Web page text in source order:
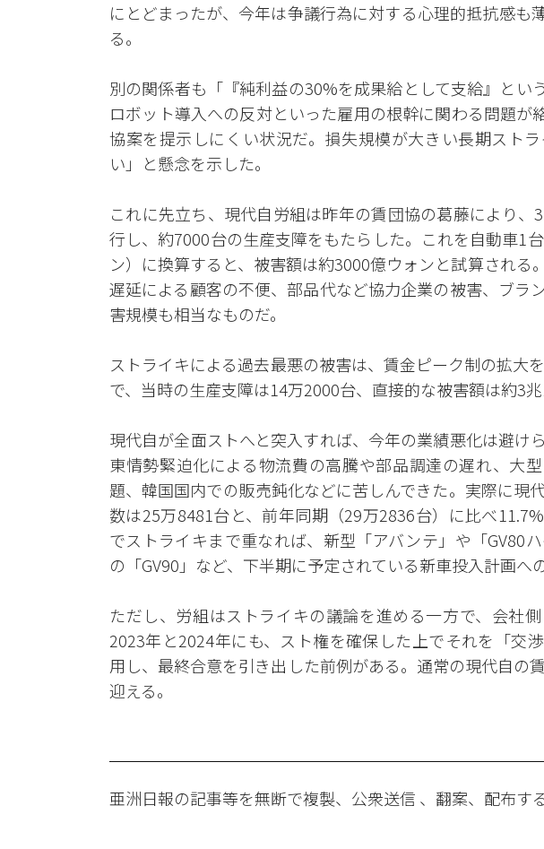
にとどまったが、今年は争議行為に対する心理的抵抗感も
る。
別の関係者も「『純利益の30%を成果給として支給』とい
ロボット導入への反対といった雇用の根幹に関わる問題が
協案を提示しにくい状況だ。損失規模が大きい長期スト
い」と懸念を示した。
これに先立ち、現代自労組は昨年の賃団協の葛藤により
行し、約7000台の生産支障をもたらした。これを自動車1
ン）に換算すると、被害額は約3000億ウォンと試算される
遅延による顧客の不便、部品代など協力企業の被害、ブラ
害規模も相当なものだ。
ストライキによる過去最悪の被害は、賃金ピーク制の拡大
で、当時の生産支障は14万2000台、直接的な被害額は約3兆
現代自が全面ストへと突入すれば、今年の業績悪化は避け
東情勢緊迫化による物流費の高騰や部品調達の遅れ、大
題、韓国国内での販売鈍化などに苦しんできた。実際に現
数は25万8481台と、前年同期（29万2836台）に比べ
でストライキまで重なれば、新型「アバンテ」や「GV80ハ
の「GV90」など、下半期に予定されている新車投入計画へ
ただし、労組はストライキの議論を進める一方で、会社
2023年と2024年にも、スト権を確保した上でそれを「交
用し、最終合意を引き出した前例がある。通常の現代自の
迎える。
亜洲日報の記事等を無断で複製、公衆送信 、翻案、配布す